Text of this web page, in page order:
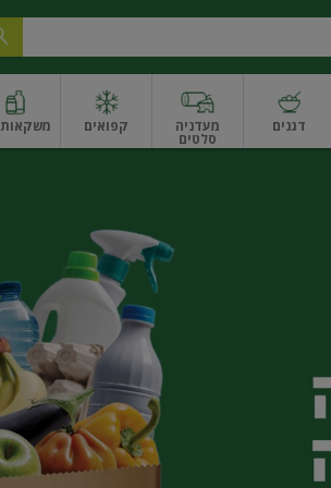
דגנים מעדניה
סלטים
ונקניקים
קפואים משקאות
ארוזפירות יבשים בתפזורתפיצוחים, אגוזים